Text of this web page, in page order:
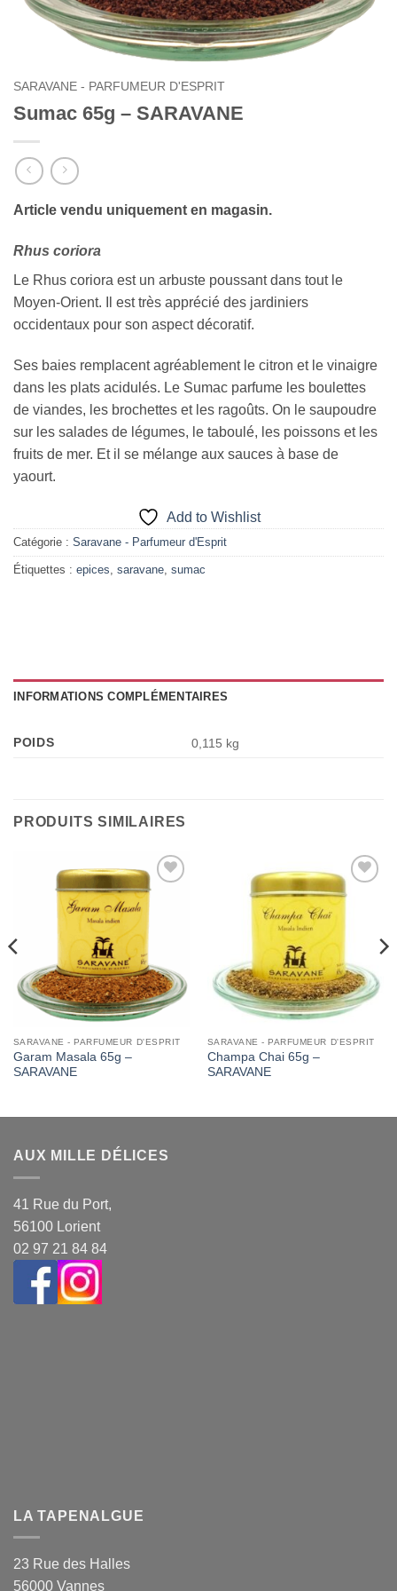
SARAVANE - PARFUMEUR D'ESPRIT
Sumac 65g – SARAVANE
Article vendu uniquement en magasin.
Rhus coriora
Le Rhus coriora est un arbuste poussant dans tout le
Moyen-Orient. Il est très apprécié des jardiniers
occidentaux pour son aspect décoratif.
Ses baies remplacent agréablement le citron et le vinaigre
dans les plats acidulés. Le Sumac parfume les boulettes
de viandes, les brochettes et les ragoûts. On le saupoudre
sur les salades de légumes, le taboulé, les poissons et les
fruits de mer. Et il se mélange aux sauces à base de
yaourt.
Add to Wishlist
Catégorie : Saravane - Parfumeur d'Esprit
Étiquettes : epices saravane sumac
INFORMATIONS COMPLÉMENTAIRES
POIDS 0,115 kg
PRODUITS SIMILAIRES
Add to
SARAVANE - PARFUMEUR D'ESPRIT
Garam Masala 65g –
SARAVANE
Add to
SARAVANE - PARFUMEUR D'ESPRIT
Champa Chai 65g –
SARAVANE
AUX MILLE DÉLICES
41 Rue du Port,
56100 Lorient
02 97 21 84 84
LA TAPENALGUE
23 Rue des Halles
56000 Vannes